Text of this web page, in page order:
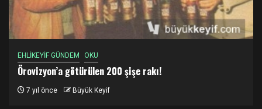
EHLİKEYİF GÜNDEM OKU
Örovizyon’a götürülen 200 şişe rakı!
7 yıl önce Büyük Keyif